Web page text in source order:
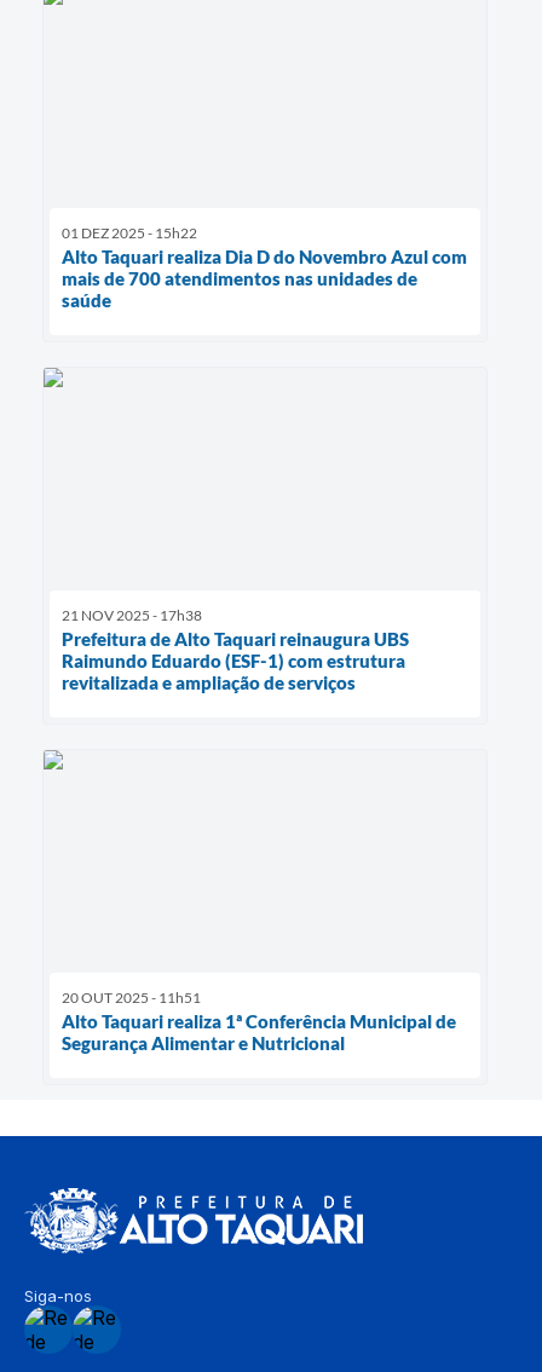
01 DEZ 2025 - 15h22
Alto Taquari realiza Dia D do Novembro Azul com
mais de 700 atendimentos nas unidades de
saúde
21 NOV 2025 - 17h38
Prefeitura de Alto Taquari reinaugura UBS
Raimundo Eduardo (ESF-1) com estrutura
revitalizada e ampliação de serviços
20 OUT 2025 - 11h51
Alto Taquari realiza 1ª Conferência Municipal de
Segurança Alimentar e Nutricional
Siga-nos